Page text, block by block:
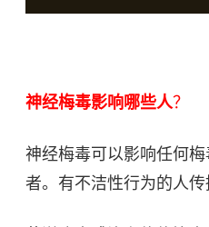
神经梅毒影响哪些人？
神经梅毒可以影响任何
者。有不洁性行为的人